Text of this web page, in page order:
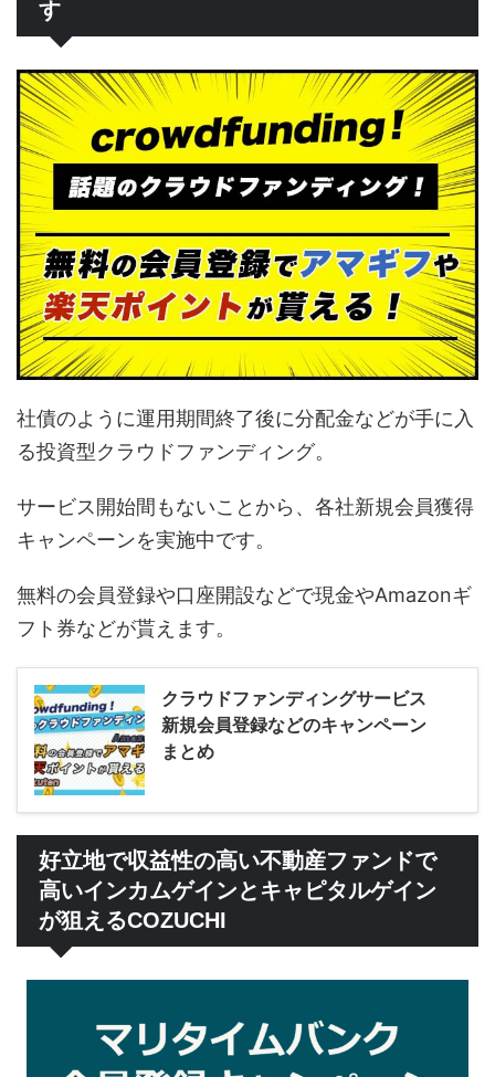
す
社債のように運用期間終了後に分配金などが手に入
る投資型クラウドファンディング。
サービス開始間もないことから、各社新規会員獲得
キャンペーンを実施中です。
無料の会員登録や口座開設などで現金やAmazonギ
フト券などが貰えます。
クラウドファンディングサービス
新規会員登録などのキャンペーン
まとめ
好立地で収益性の高い不動産ファンドで
高いインカムゲインとキャピタルゲイン
が狙えるCOZUCHI